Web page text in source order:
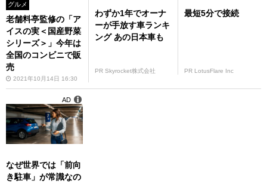
グルメ
老舗料亭監修の「ア
イスの実＜国産野菜
シリーズ＞」今年は
全国のコンビニで販
売
2021年10月14日 16:30
わずか1年でオーナ
ーが手放す車ランキ
ング あの日本車も
PR Skyrocket株式会社
最短5分で接続
PR LotusFlare Inc
なぜ世界では「前向
き駐車」が常識なの
AD